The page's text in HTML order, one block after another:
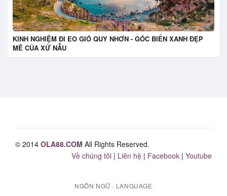
KINH NGHIỆM ĐI EO GIÓ QUY NHƠN - GÓC BIỂN XANH ĐẸP
MÊ CỦA XỨ NẪU
© 2014 OLA88.COM All Rights Reserved.
Về chúng tôi | Liên hệ | Facebook | Youtube
NGÔN NGỮ · LANGUAGE